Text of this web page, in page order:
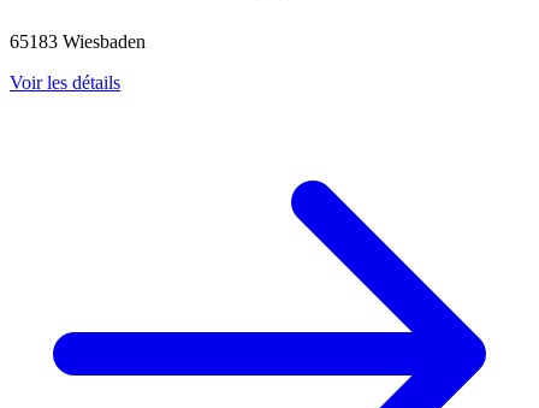
65183 Wiesbaden
Voir les détails